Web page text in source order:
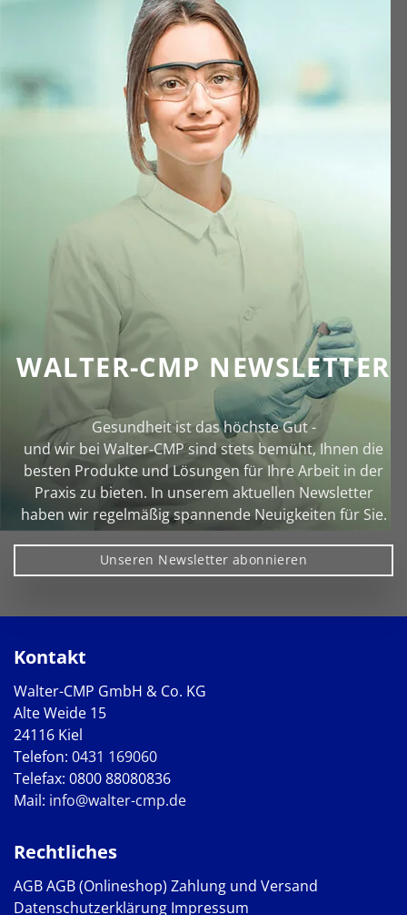
WALTER-CMP NEWSLETTER
Gesundheit ist das höchste Gut -
und wir bei Walter‑CMP sind stets bemüht, Ihnen die
besten Produkte und Lösungen für Ihre Arbeit in der
Praxis zu bieten. In unserem aktuellen Newsletter
haben wir regelmäßig spannende Neuigkeiten für Sie.
Unseren Newsletter abonnieren
Kontakt
Walter-CMP GmbH & Co. KG
Alte Weide 15
24116 Kiel
Telefon: 0431 169060
Telefax: 0800 88080836
Mail: info@walter-cmp.de
Rechtliches
AGBAGB (Onlineshop) Zahlung und Versand
Datenschutzerklärung Impressum